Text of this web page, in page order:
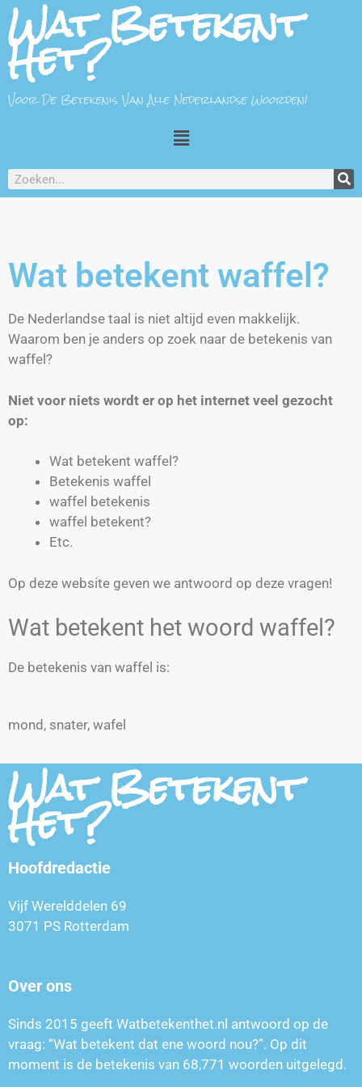
Wat Betekent
Het?
Voor De Betekenis Van Alle Nederlandse Woorden!
Wat betekent waffel?
De Nederlandse taal is niet altijd even makkelijk.
Waarom ben je anders op zoek naar de betekenis van
waffel?
Niet voor niets wordt er op het internet veel gezocht
op:
Wat betekent waffel?
Betekenis waffel
waffel betekenis
waffel betekent?
Etc.
Op deze website geven we antwoord op deze vragen!
Wat betekent het woord waffel?
De betekenis van waffel is:
mond, snater, wafel
Wat Betekent
Het?
Hoofdredactie
Vijf Werelddelen 69
3071 PS Rotterdam
Over ons
Sinds 2015 geeft Watbetekenthet.nl antwoord op de
vraag: “Wat betekent dat ene woord nou?”. Op dit
moment is de betekenis van 68,771 woorden uitgelegd.